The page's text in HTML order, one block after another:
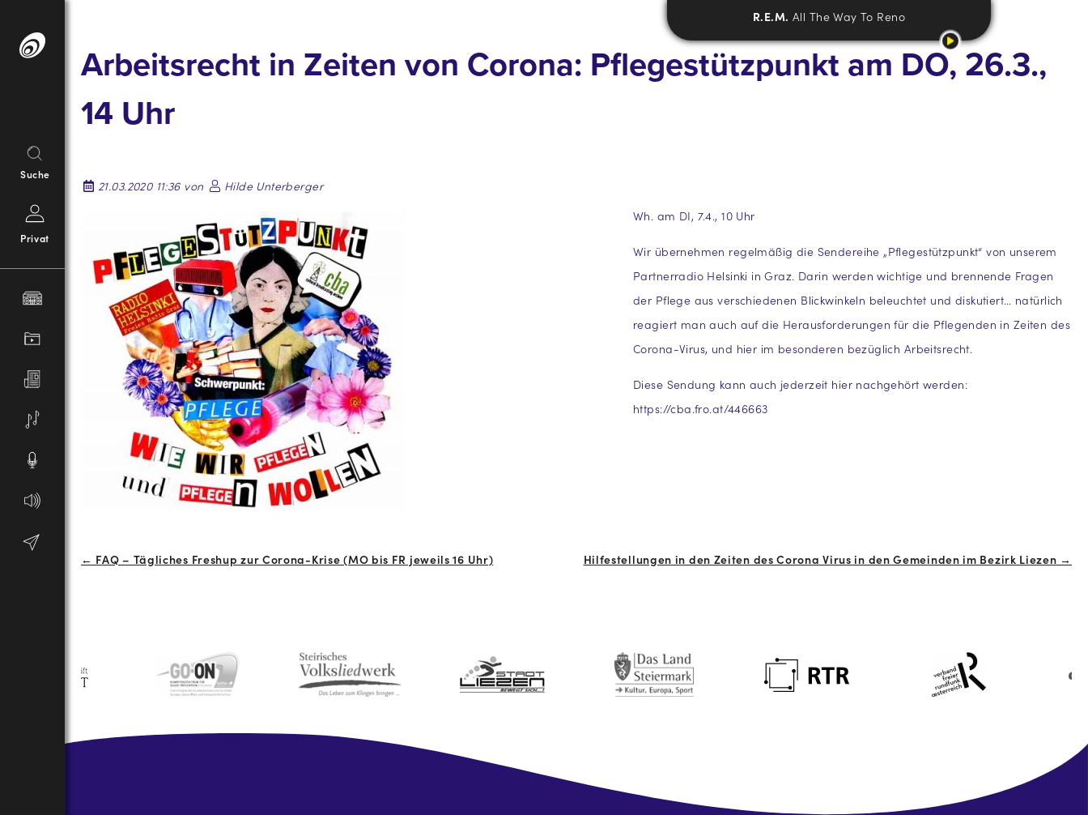
Inhalt
Suche
Privat
R.E.M. All The Way To Reno
Arbeitsrecht in Zeiten von Corona: Pflegestützpunkt am DO, 26.3.,
14 Uhr
21.03.2020 11:36 von
Hilde Unterberger
Wh. am DI, 7.4., 10 Uhr
Wir übernehmen regelmäßig die Sendereihe „Pflegestützpunkt“ von unserem
Partnerradio Helsinki in Graz. Darin werden wichtige und brennende Fragen
der Pflege aus verschiedenen Blickwinkeln beleuchtet und diskutiert… natürlich
reagiert man auch auf die Herausforderungen für die Pflegenden in Zeiten des
Corona-Virus, und hier im besonderen bezüglich Arbeitsrecht.
Diese Sendung kann auch jederzeit hier nachgehört werden:
https://cba.fro.at/446663
← FAQ – Tägliches Freshup zur Corona-Krise (MO bis FR jeweils 16 Uhr) Hilfestellungen in den Zeiten des Corona Virus in den Gemeinden im Bezirk Liezen →